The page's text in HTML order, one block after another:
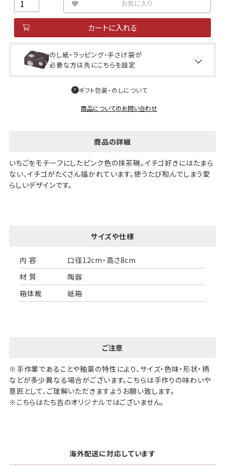
お気に入り
カートに入れる
のし紙・ラッピング・手さげ袋が
必要な方は先にこちらを設定
ギフト包装・のしについて
商品についてのお問い合わせ
商品の詳細
いちごをモチーフにしたピンク色の抹茶碗。イチゴ好きにはたまら
ない、イチゴがたくさん描かれています。使うたび和んでしまう愛
らしいデザインです。
サイズや仕様
内 容
口径12cm・高さ8cm
材 質
陶器
箱体裁
紙箱
ご注意
※手作業であることや釉薬の特性により、サイズ・色味・形状・柄
などが多少異なる場合がございます。こちらは手作りの味わいや
意匠として、ご理解いただきますようお願い致します。
※こちらはたち吉のオリジナルではございません。
海外配送に対応しています